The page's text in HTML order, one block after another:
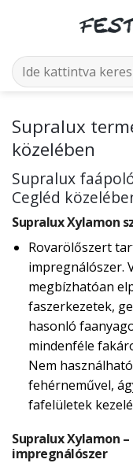
Keresés
a
Supralux
közelében
Supralux
Cegléd
Supralux Xylamon
Rovarölőszert
impregnálószer.
megbízhatóan
faszerkezetek,
hasonló
mindenféle
Nem
fehérneművel,
fafelületek
Supralux Xylamon
impregnálószer